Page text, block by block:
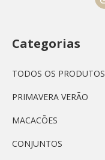
Categorias
TODOS OS PRODUTOS
PRIMAVERA VERÃO
MACACÕES
CONJUNTOS